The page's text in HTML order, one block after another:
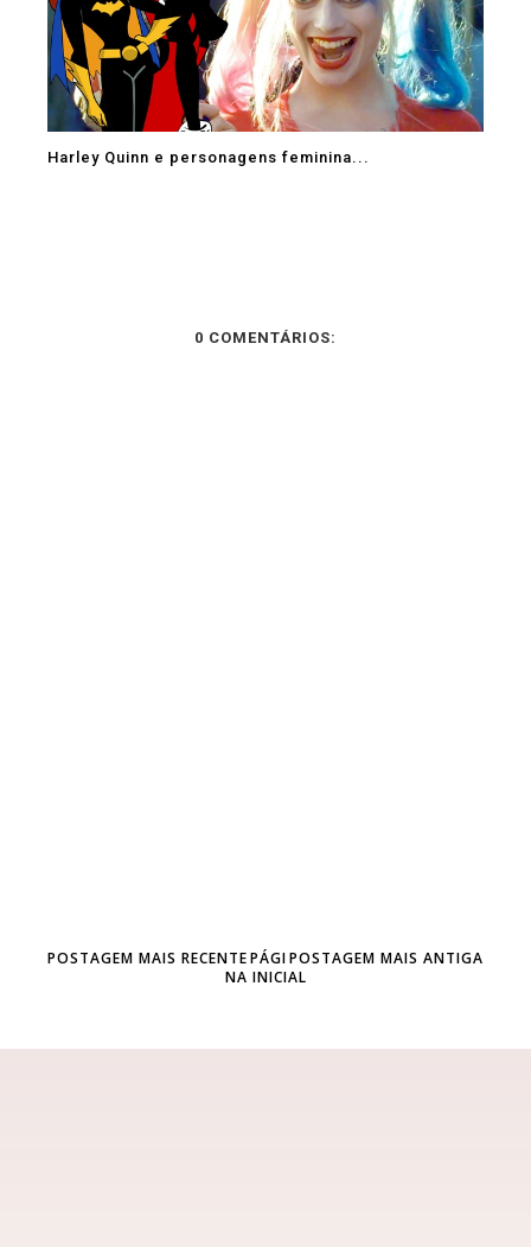
Harley Quinn e personagens feminina...
0 COMENTÁRIOS:
POSTAGEM MAIS RECENTE POSTAGEM MAIS ANTIGA
PÁGI
NA INICIAL